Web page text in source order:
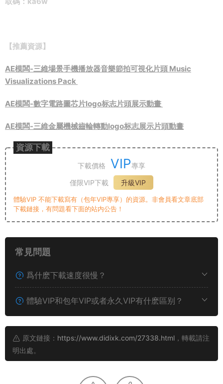
【推薦資源】
AE模闆-三維場景手機播放器音樂節拍可視化片頭 Music
Visualizations Pack
AE模闆-數字電路圖芯片logo标志片頭展示動畫
AE模闆-三維金屬機械齒輪轉動logo标志展示片頭動畫
資源下載
下載價格 VIP專享
僅限VIP下載
升級VIP
體驗VIP 不能下載寫有（包年VIP專享）的資源。非會員看文章底部
下載鏈接，有問題看下面的站内公告！
常見問題
爲什麽下載速度很慢？
體驗VIP和包年VIP或者永久VIP有什麽區别？
原文鏈接： https://www.didixk.com/27338.html ，轉載請注
明出處。